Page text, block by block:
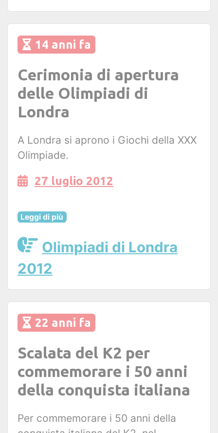
14 anni fa
Cerimonia di apertura
delle Olimpiadi di
Londra
A Londra si aprono i Giochi della XXX
Olimpiade.
27 luglio 2012
Leggi di più
Olimpiadi di Londra
2012
22 anni fa
Scalata del K2 per
commemorare i 50 anni
della conquista italiana
Per commemorare i 50 anni della